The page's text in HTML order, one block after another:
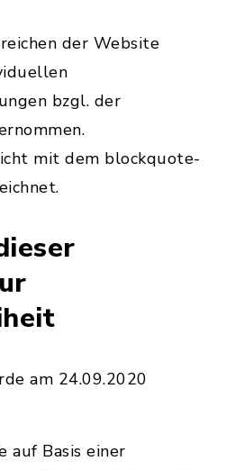
der Website
bzgl. der
mit dem blockquote-
am 24.09.2020
auf Basis einer